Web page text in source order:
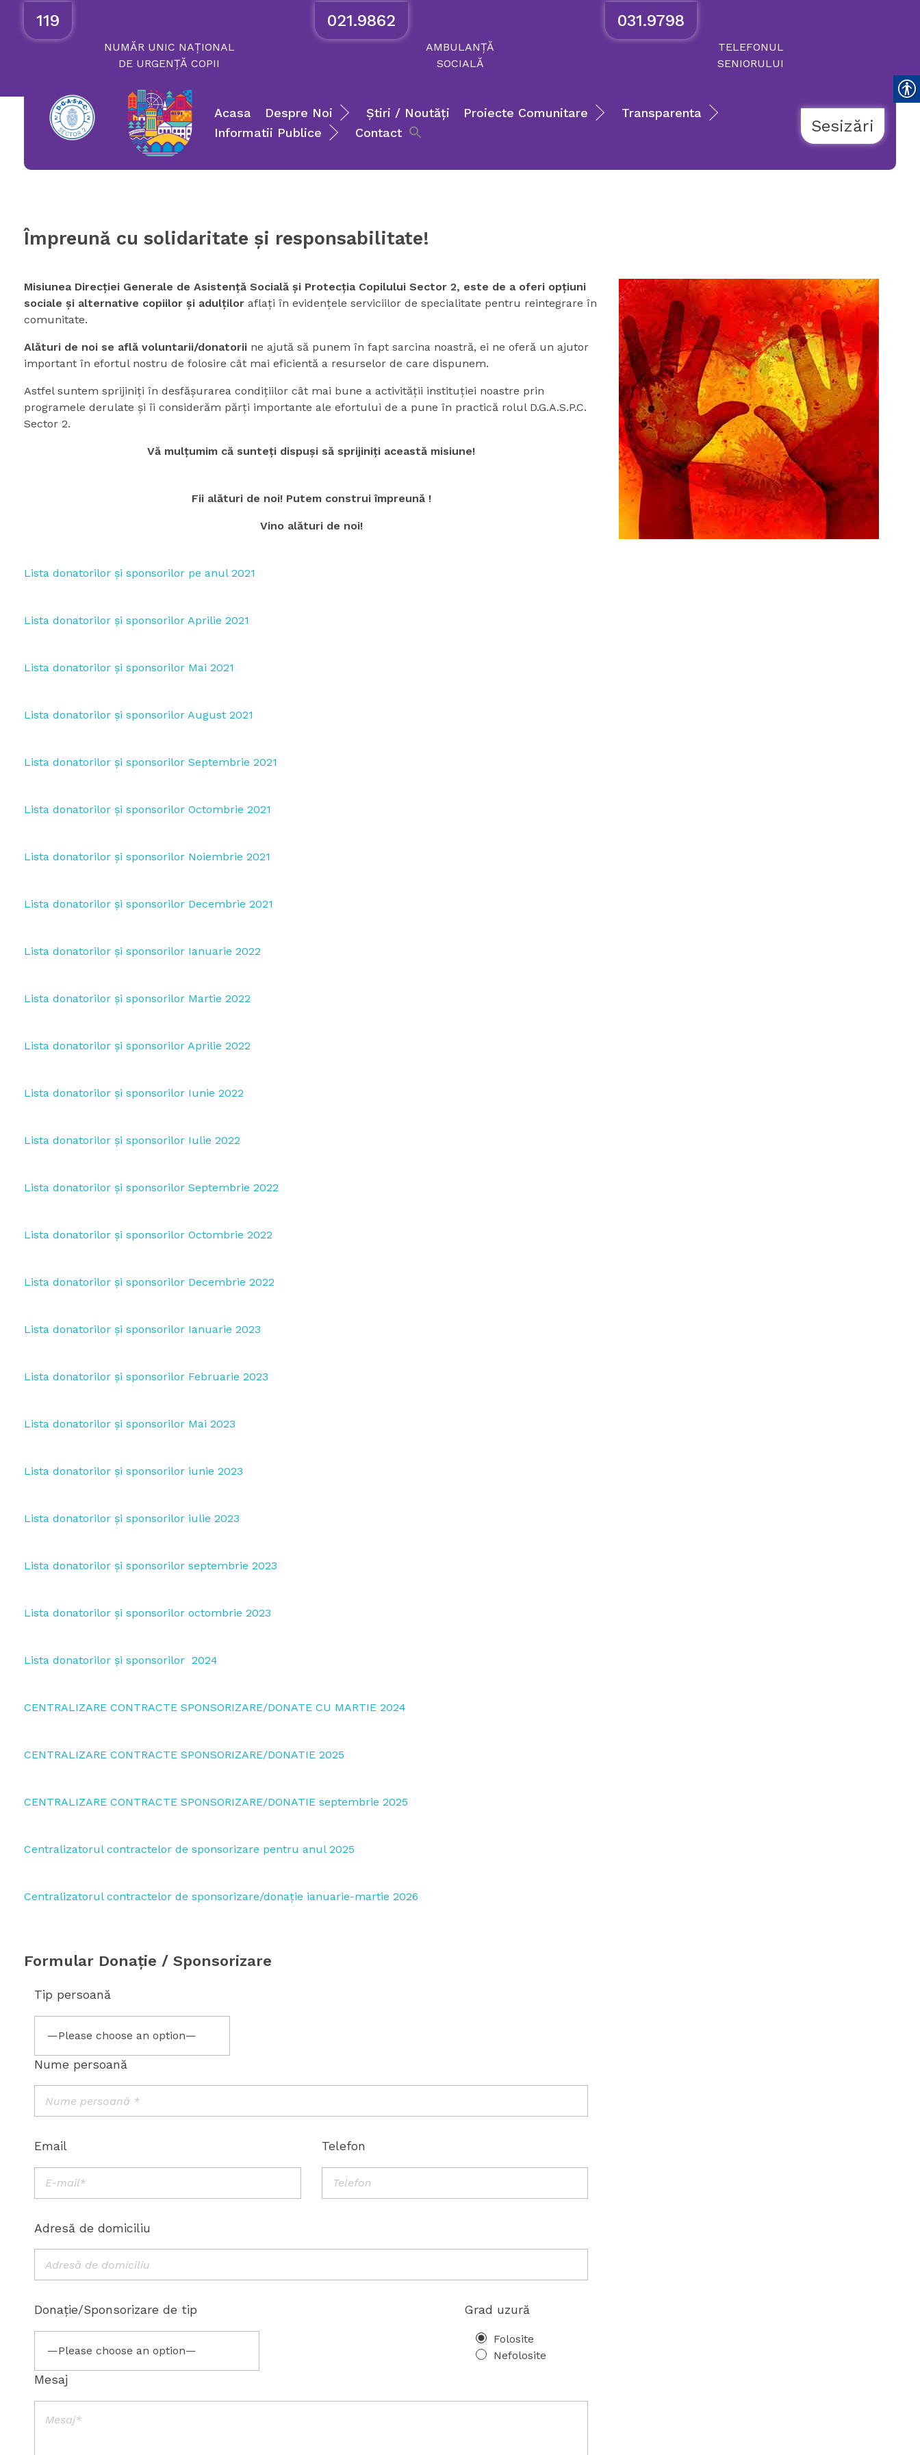
119
NUMĂRUNIC NAȚIONAL
DE URGENȚĂ COPII
021.9862
AMBULANȚĂ
SOCIALĂ
031.9798
TELEFONUL
SENIORULUI
Acasa Despre Noi Știri / Noutăți Proiecte Comunitare
Transparenta
Informatii Publice
Contact Sesizări
Împreună cu solidaritate şi responsabilitate!
Misiunea Direcţiei Generale de Asistenţă Socială şi Protecţia Copilului Sector 2, este de a oferi opţiuni
sociale şi alternative copiilor şi adulţilor aflaţi în evidenţele serviciilor de specialitate pentru reintegrare în
comunitate.
Alături de noi se află voluntarii/donatorii ne ajută să punem în fapt sarcina noastră, ei ne oferă un ajutor
important în efortul nostru de folosire cât mai eficientă a resurselor de care dispunem.
Astfel suntem sprijiniţi în desfăşurarea condiţiilor cât mai bune a activităţii instituţiei noastre prin
programele derulate şi îi considerăm părţi importante ale efortului de a pune în practică rolul D.G.A.S.P.C.
Sector 2.
Vă mulţumim că sunteţi dispuşi să sprijiniţi această misiune!
Fii alături de noi! Putem construi împreună !
Vino alături de noi!
Lista donatorilor și sponsorilor pe anul 2021
Lista donatorilor și sponsorilor Aprilie 2021
Lista donatorilor și sponsorilor Mai 2021
Lista donatorilor și sponsorilor August 2021
Lista donatorilor și sponsorilor Septembrie 2021
Lista donatorilor și sponsorilor Octombrie 2021
Lista donatorilor și sponsorilor Noiembrie 2021
Lista donatorilor și sponsorilor Decembrie 2021
Lista donatorilor și sponsorilor Ianuarie 2022
Lista donatorilor și sponsorilor Martie 2022
Lista donatorilor și sponsorilor Aprilie 2022
Lista donatorilor și sponsorilor Iunie 2022
Lista donatorilor și sponsorilor Iulie 2022
Lista donatorilor și sponsorilor Septembrie 2022
Lista donatorilor și sponsorilor Octombrie 2022
Lista donatorilor și sponsorilor Decembrie 2022
Lista donatorilor și sponsorilor Ianuarie 2023
Lista donatorilor și sponsorilor Februarie 2023
Lista donatorilor și sponsorilor Mai 2023
Lista donatorilor și sponsorilor iunie 2023
Lista donatorilor și sponsorilor iulie 2023
Lista donatorilor și sponsorilor septembrie 2023
Lista donatorilor și sponsorilor octombrie 2023
Lista donatorilor și sponsorilor 2024
CENTRALIZARE CONTRACTE SPONSORIZARE/DONATE CU MARTIE 2024
CENTRALIZARE CONTRACTE SPONSORIZARE/DONATIE 2025
CENTRALIZARE CONTRACTE SPONSORIZARE/DONATIE septembrie 2025
Centralizatorul contractelor de sponsorizare pentru anul 2025
Centralizatorul contractelor de sponsorizare/donație ianuarie-martie 2026
Formular Donație / Sponsorizare
Tip persoană
Nume persoană
Email Telefon
Adresă de domiciliu
Donație/Sponsorizare de tip Grad uzură
Folosite
Nefolosite
Mesaj